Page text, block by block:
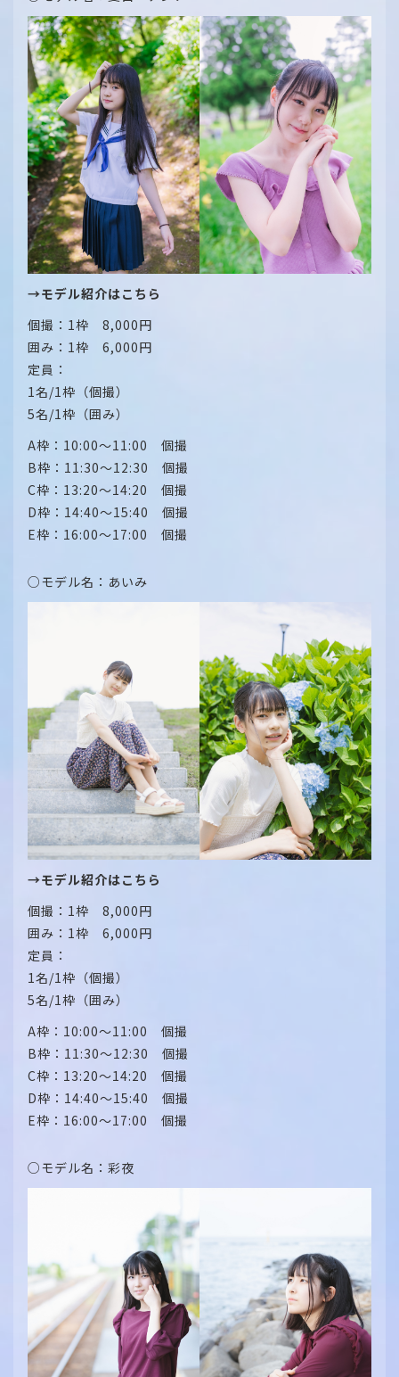
→モデル紹介はこちら
個撮：1枠 8,000円
囲み：1枠 6,000円
定員：
1名/1枠（個撮）
5名/1枠（囲み）
A枠：10:00～11:00 個撮
B枠：11:30～12:30 個撮
C枠：13:20～14:20 個撮
D枠：14:40～15:40 個撮
E枠：16:00～17:00 個撮
○モデル名：あいみ
→モデル紹介はこちら
個撮：1枠 8,000円
囲み：1枠 6,000円
定員：
1名/1枠（個撮）
5名/1枠（囲み）
A枠：10:00～11:00 個撮
B枠：11:30～12:30 個撮
C枠：13:20～14:20 個撮
D枠：14:40～15:40 個撮
E枠：16:00～17:00 個撮
○モデル名：彩夜